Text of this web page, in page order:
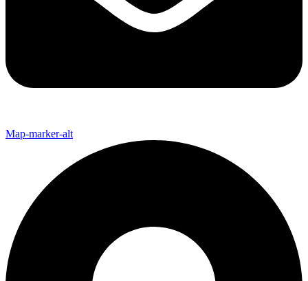
Map-marker-alt